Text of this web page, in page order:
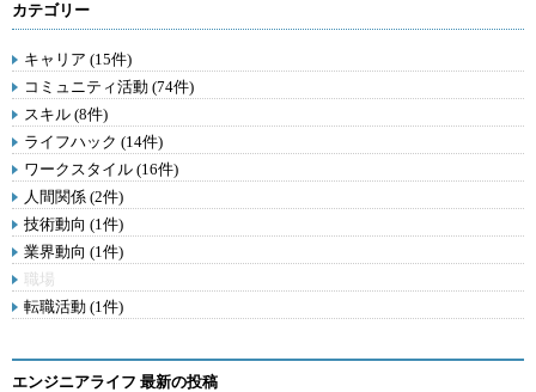
カテゴリー
キャリア (15件)
コミュニティ活動 (74件)
スキル (8件)
ライフハック (14件)
ワークスタイル (16件)
人間関係 (2件)
技術動向 (1件)
業界動向 (1件)
職場
転職活動 (1件)
エンジニアライフ 最新の投稿